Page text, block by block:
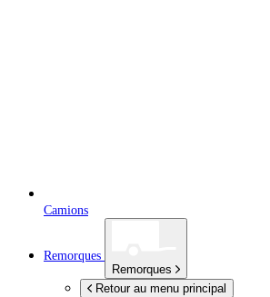
Camions
Remorques
Remorques
Retour au menu principal